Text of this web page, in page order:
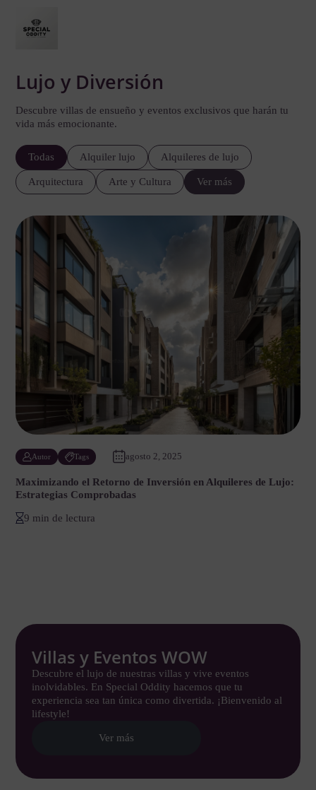
Lujo y Diversión
Descubre villas de ensueño y eventos exclusivos que harán tu
vida más emocionante.
Todas Alquiler lujo Alquileres de lujo
Arquitectura Arte y Cultura Ver más
Autor Tags agosto 2, 2025
Maximizando el Retorno de Inversión en Alquileres de Lujo:
Estrategias Comprobadas
9 min de lectura
Villas y Eventos WOW
Descubre el lujo de nuestras villas y vive eventos
inolvidables. En Special Oddity hacemos que tu
experiencia sea tan única como divertida. ¡Bienvenido al
lifestyle!
Ver más